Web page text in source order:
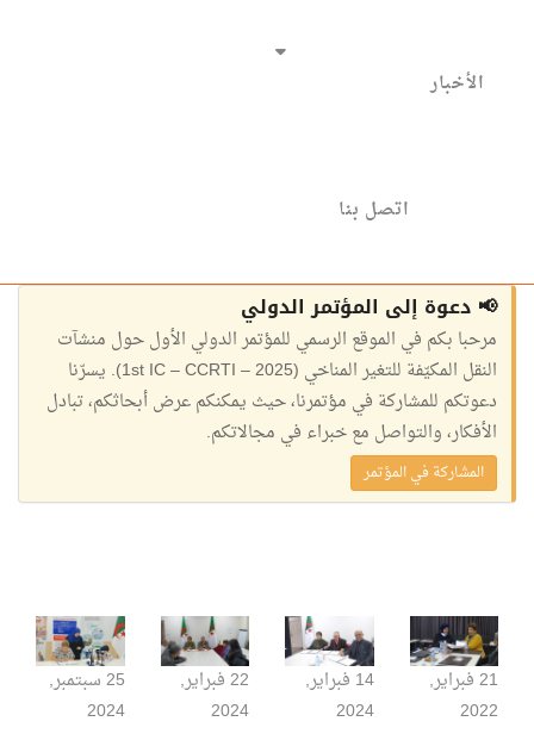
الأخبار
اتصل بنا
📢 دعوة إلى المؤتمر الدولي
مرحبا بكم في الموقع الرسمي للمؤتمر الدولي الأول حول منشآت
النقل المكيّفة للتغير المناخي (1st IC – CCRTI – 2025). يسرّنا
دعوتكم للمشاركة في مؤتمرنا، حيث يمكنكم عرض أبحاثكم، تبادل
الأفكار، والتواصل مع خبراء في مجالاتكم.
المشاركة في المؤتمر
25 سبتمبر,
2024
22 فبراير,
2024
14 فبراير,
2024
21 فبراير,
2022